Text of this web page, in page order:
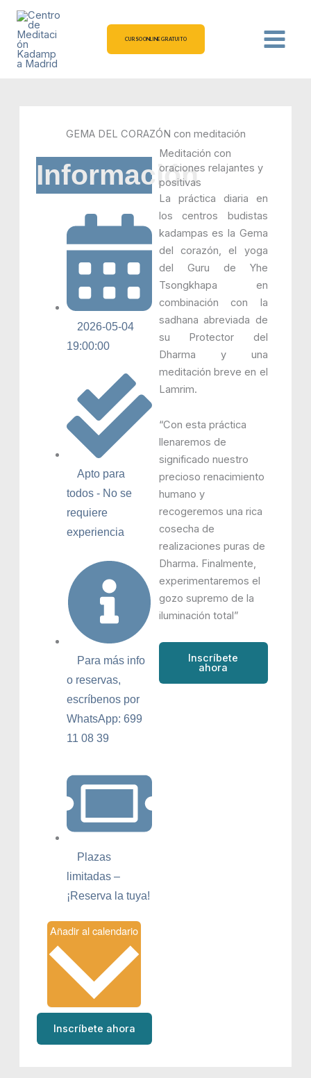
contenido
CURSO ONLINE GRATUITO
GEMA DEL CORAZÓN con meditación
Información
2026-05-04
19:00:00
Apto para
todos - No se
requiere
experiencia
Para más info
o reservas,
escríbenos por
WhatsApp: 699
11 08 39
Plazas
limitadas –
¡Reserva la tuya!
Inscríbete ahora
Meditación con
oraciones relajantes y
positivas
La práctica diaria en
los centros budistas
kadampas es la Gema
del corazón, el yoga
del Guru de Yhe
Tsongkhapa en
combinación con la
sadhana abreviada de
su Protector del
Dharma y una
meditación breve en el
Lamrim.
“Con esta práctica
llenaremos de
significado nuestro
precioso renacimiento
humano y
recogeremos una rica
cosecha de
realizaciones puras de
Dharma. Finalmente,
experimentaremos el
gozo supremo de la
iluminación total”
Inscríbete
ahora